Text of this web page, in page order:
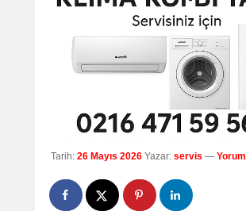
Tarih: 26 Mayıs 2026 Yazar: servis —